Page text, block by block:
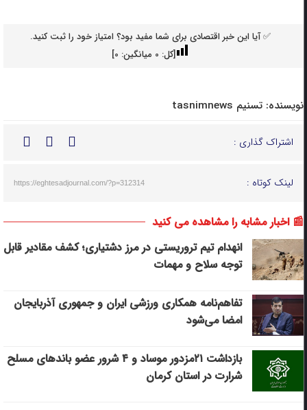
✅ آیا این خبر اقتصادی برای شما مفید بود؟ امتیاز خود را ثبت کنید.
[کل: 0میانگین: 0
]
نویسنده: تسنیم tasnimnews
اشتراک گذاری :
لینک کوتاه : https://eghtesadjournal.com/?p=312314
📰 اخبار مشابه را مشاهده می کنید
انهدام تیم تروریستی در مرز دشتیاری؛ کشف مقادیر قابل
توجه سلاح و مهمات
تفاهم‌نامه همکاری ورزشی ایران و جمهوری آذربایجان
امضا می‌شود
بازداشت ۲۱مزدور موساد و ۴ شرور عضو باندهای مسلح
شرارت در استان کرمان